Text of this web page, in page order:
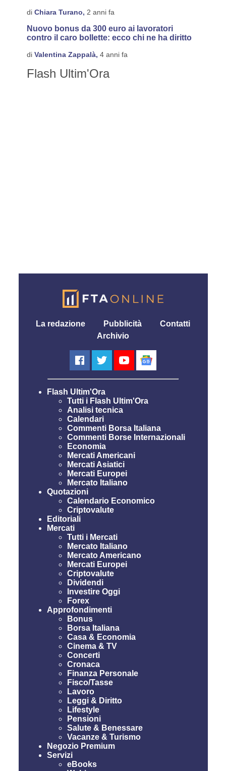
di Chiara Turano, 2 anni fa
Nuovo bonus da 300 euro ai lavoratori
contro il caro bollette: ecco chi ne ha diritto
di Valentina Zappalà, 4 anni fa
Flash Ultim'Ora
La redazione Pubblicità
Contatti
Archivio
Flash Ultim'Ora
Tutti i Flash Ultim'Ora
Analisi tecnica
Calendari
Commenti Borsa Italiana
Commenti Borse Internazionali
Economia
Mercati Americani
Mercati Asiatici
Mercati Europei
Mercato Italiano
Quotazioni
Calendario Economico
Criptovalute
Editoriali
Mercati
Tutti i Mercati
Mercato Italiano
Mercato Americano
Mercati Europei
Criptovalute
Dividendi
Investire Oggi
Forex
Approfondimenti
Bonus
Borsa Italiana
Casa & Economia
Cinema & TV
Concerti
Cronaca
Finanza Personale
Fisco/Tasse
Lavoro
Leggi & Diritto
Lifestyle
Pensioni
Salute & Benessare
Vacanze & Turismo
Negozio Premium
Servizi
eBooks